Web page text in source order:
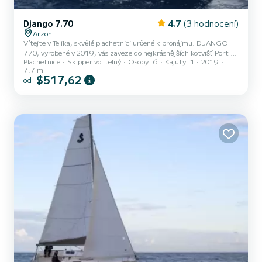
Django 7.70 4.7 (3 hodnocení)
Arzon
Vítejte v Telika, skvělé plachetnici určené k pronájmu. DJANGO
770, vyrobené v 2019, vás zaveze do nejkrásnějších kotvišť Port du
Crouesty. Strávíte výjimečná plavba na této 8metrové plachetnici.
Během plavby můžete ubytovat až 6 osob a užít si jeho 1 komfortní
kajutu. Pro vaše pohodlí má Telika 1 toaletu se sprchou Tato loď je
poslat zprávu prostřednictvím platfor...
Plachetnice Skipper volitelný Osoby: 6 Kajuty: 1
2019
7.7 m
od $517,62